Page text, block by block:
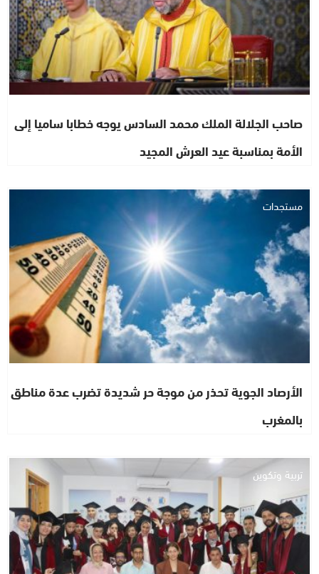
صاحب الجلالة الملك محمد السادس يوجه خطابا ساميا إلى
الأمة بمناسبة عيد العرش المجيد
مستجدات
الأرصاد الجوية تحذر من موجة حر شديدة تضرب عدة مناطق
بالمغرب
تربية وتكوين